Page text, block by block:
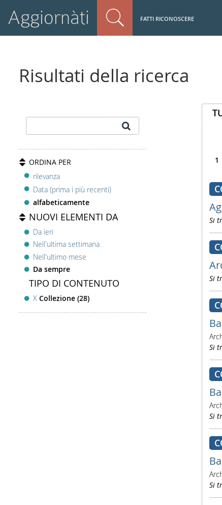
Aggiornàti FATTI RICONOSCERE
Risultati della ricerca
ORDINA PER
rilevanza
Data (prima i più recenti)
alfabeticamente
NUOVI ELEMENTI DA
Da ieri
Nell'ultima settimana
Nell'ultimo mese
Da sempre
TIPO DI CONTENUTO
X Collezione (28)
1
Si
Si
Si
Si
Si